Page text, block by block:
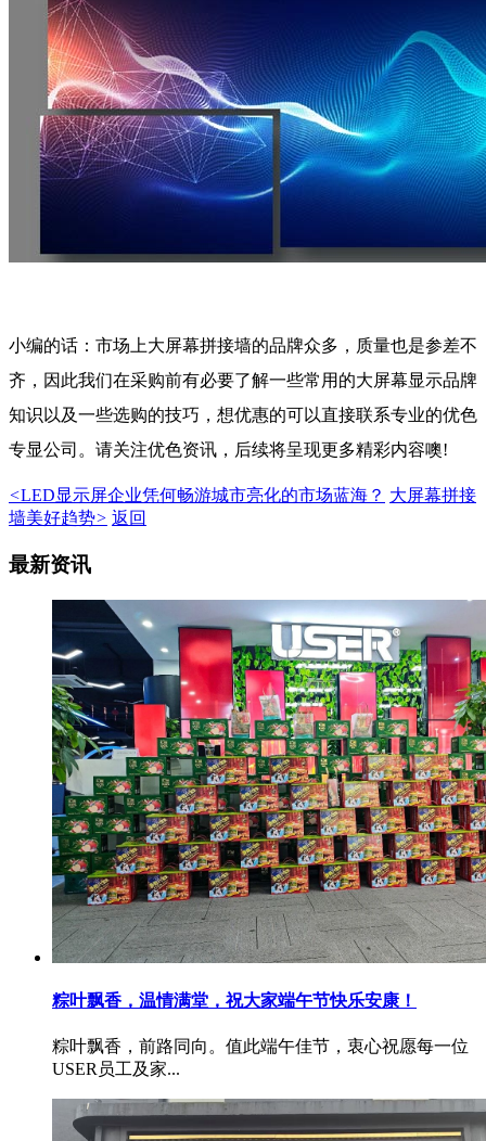
小编的话：市场上大屏幕拼接墙的品牌众多，质量也是参差不
齐，因此我们在采购前有必要了解一些常用的大屏幕显示品牌
知识以及一些选购的技巧，想优惠的可以直接联系专业的优色
专显公司 。请关注优色资讯，后续将呈现更多精彩内容噢!
<LED显示屏企业凭何畅游城市亮化的市场蓝海？ 大屏幕拼接
墙美好趋势> 返回
最新资讯
粽叶飘香，温情满堂，祝大家端午节快乐安康！
粽叶飘香，前路同向。值此端午佳节，衷心祝愿每一位
USER员工及家...